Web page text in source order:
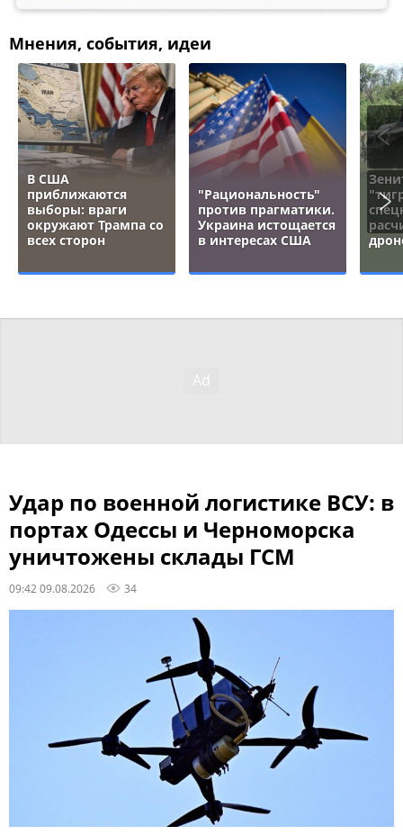
Мнения, события, идеи
В США
приближаются
выборы: враги
окружают Трампа со
всех сторон
"Рациональность"
против прагматики.
Украина истощается
в интересах США
Удар по военной логистике ВСУ: в
портах Одессы и Черноморска
уничтожены склады ГСМ
09:42 09.08.2026 34